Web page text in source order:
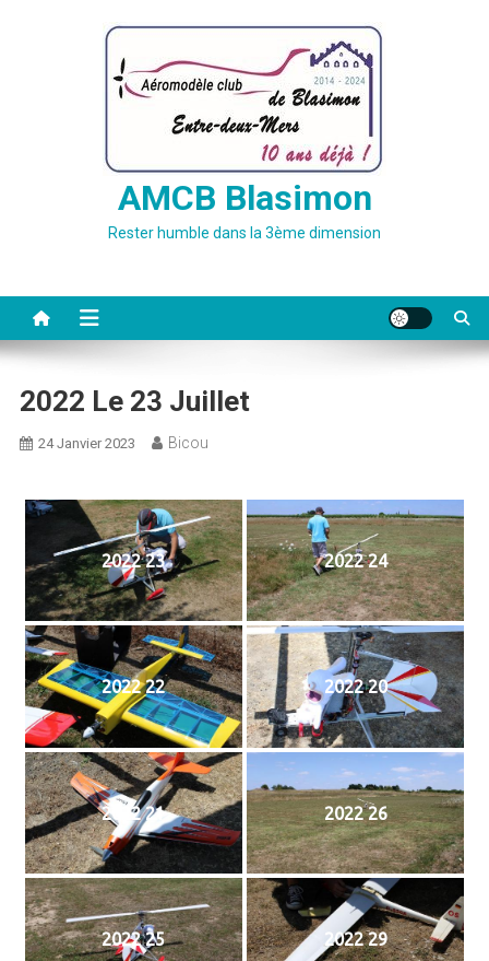
AMCB Blasimon
Rester humble dans la 3ème dimension
2022 Le 23 Juillet
24 Janvier 2023 Bicou
2022 23 2022 24
2022 22 2022 20
2022 21 2022 26
2022 25 2022 29